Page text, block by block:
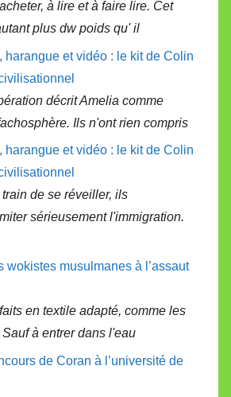
à lire et à faire lire. Cet
plus dw poids qu' il
harangue et vidéo : le kit de Colin
décrit Amelia comme
Ils n'ont rien compris
harangue et vidéo : le kit de Colin
de se réveiller, ils
sérieusement l'immigration.
wokistes musulmanes à l’assaut
en textile adapté, comme les
à entrer dans l'eau
de Coran à l’université de